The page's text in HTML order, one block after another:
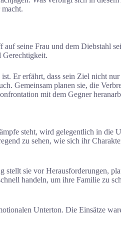
seine Frau und dem Diebstahl
Gerechtigkeit.
Er erfährt, dass sein Ziel nicht
Gemeinsam planen sie, die
mit dem Gegner
steht, wird gelegentlich in die
zu sehen, wie sich ihr
sie vor Herausforderungen,
handeln, um ihre Familie zu
Unterton. Die Einsätze